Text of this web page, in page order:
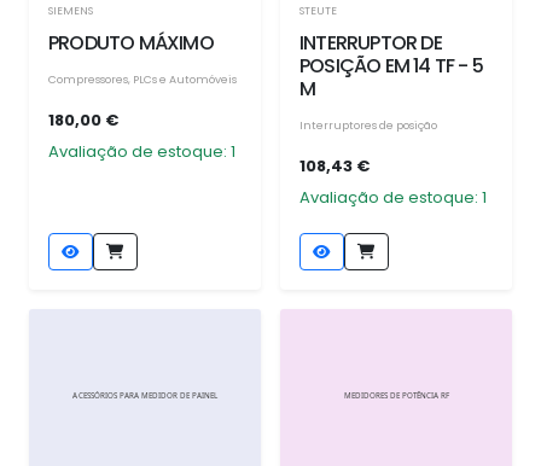
SIEMENS
PRODUTO MÁXIMO
Compressores, PLCs e Automóveis
180,00 €
Avaliação de estoque: 1
STEUTE
INTERRUPTOR DE
POSIÇÃO EM 14 TF - 5
M
Interruptores de posição
108,43 €
Avaliação de estoque: 1